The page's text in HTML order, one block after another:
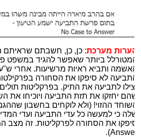
מערכת: כן, כן, חשבתם שראיתם
ביותר שאפשר להגיד במשפט
ותביא ראיות מרשיעות. אחרי
לא סיפקו את הסחורה
לתביעה את התיק. בפרקליטות תולים
יחזקו את תזת התביעה ויוכיחו את
ההזוי! (ולא לוקחים בחשבון שההגנה
כי למעשה כל עדי התביעה ועדי